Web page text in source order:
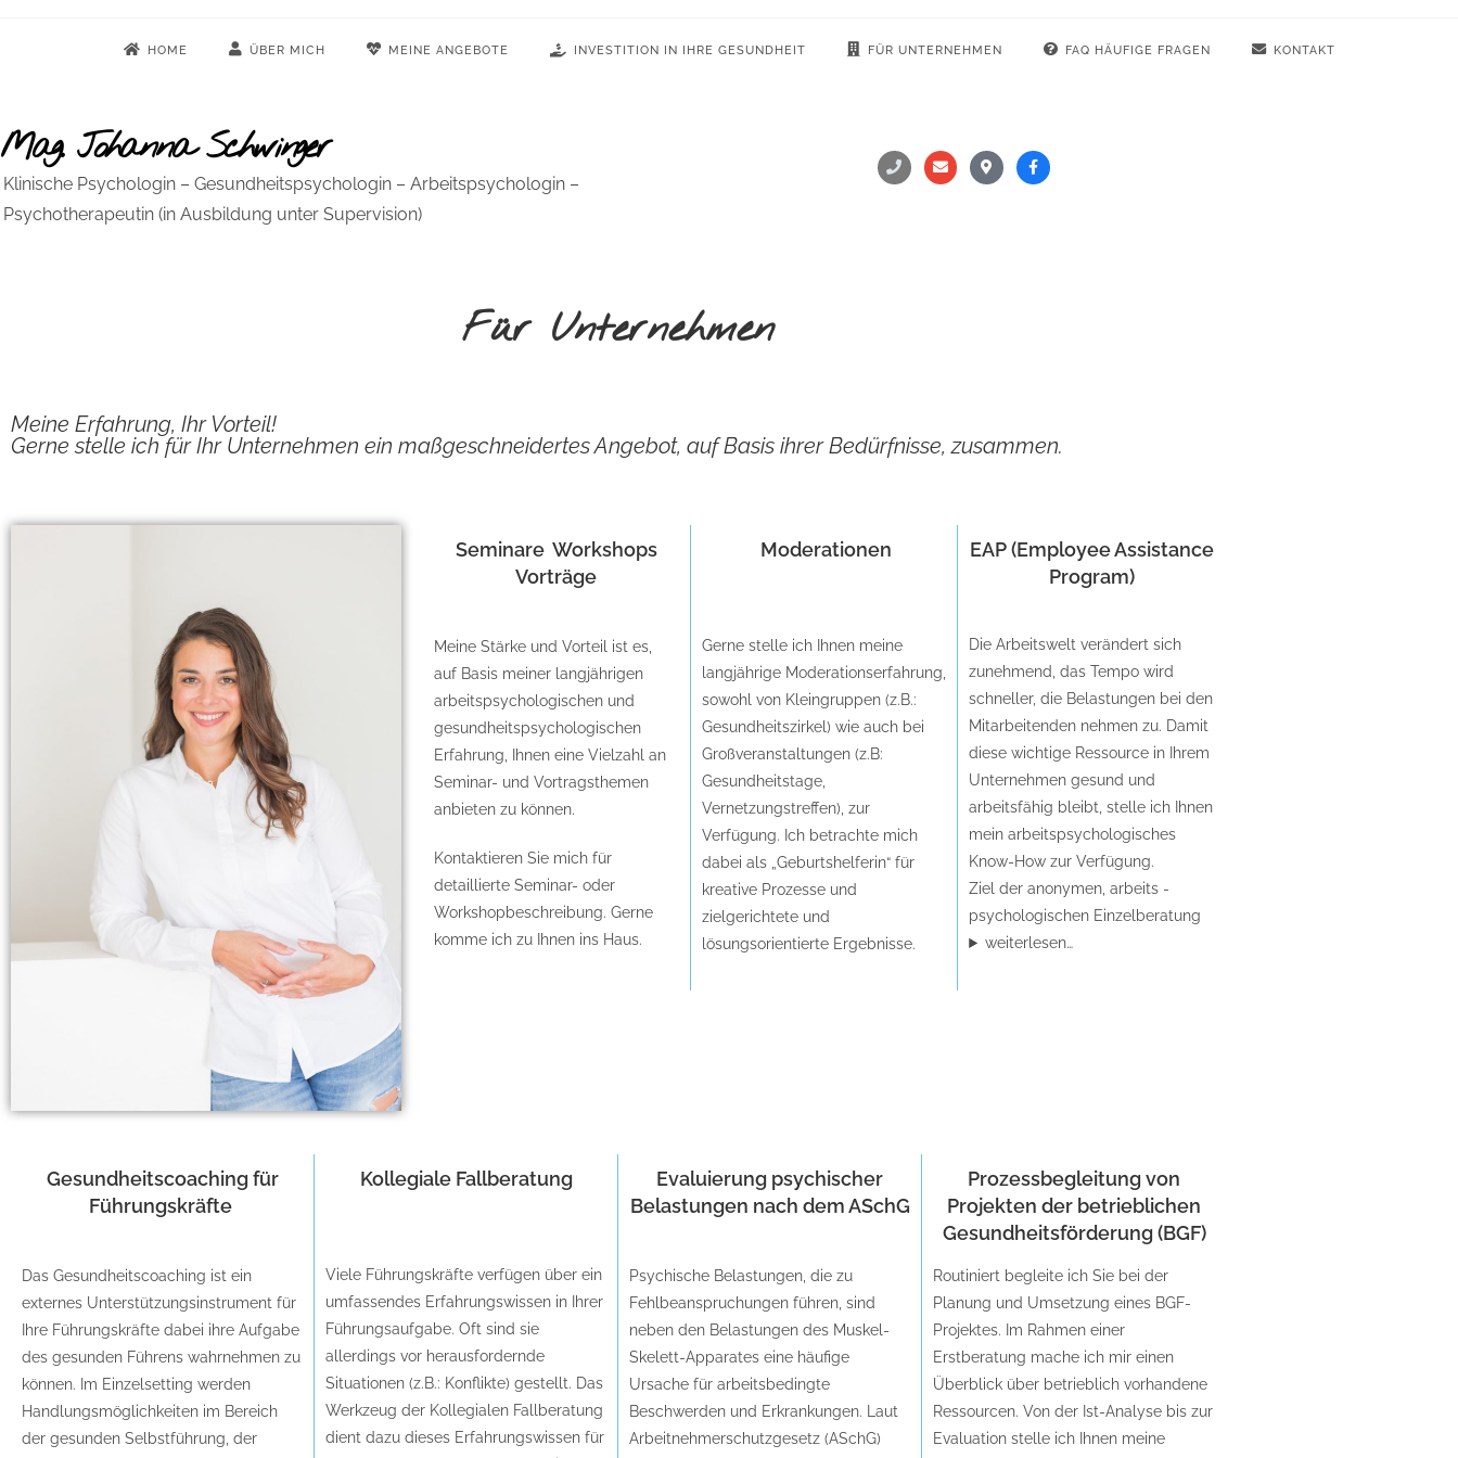
HOME ÜBER MICH MEINE ANGEBOTE INVESTITION IN IHRE GESUNDHEIT FÜR UNTERNEHMEN FAQ HÄUFIGE FRAGEN KONTAKT
Mag. Johanna Schwinger
Klinische Psychologin – Gesundheitspsychologin – Arbeitspsychologin –
Psychotherapeutin (in Ausbildung unter Supervision)
Für Unternehmen
Meine Erfahrung, Ihr Vorteil!
Gerne stelle ich für Ihr Unternehmen ein maßgeschneidertes Angebot, auf Basis ihrer Bedürfnisse, zusammen.
SeminareWorkshops
Vorträge
Meine Stärke und Vorteil ist es,
auf Basis meiner langjährigen
arbeitspsychologischen und
gesundheitspsychologischen
Erfahrung, Ihnen eine Vielzahl an
Seminar- und Vortragsthemen
anbieten zu können.
Kontaktieren Sie mich für
detaillierte Seminar- oder
Workshopbeschreibung. Gerne
komme ich zu Ihnen ins Haus.
Moderationen
Gerne stelle ich Ihnen meine
langjährige Moderationserfahrung,
sowohl von Kleingruppen (z.B.:
Gesundheitszirkel) wie auch bei
Großveranstaltungen (z.B:
Gesundheitstage,
Vernetzungstreffen), zur
Verfügung. Ich betrachte mich
dabei als „Geburtshelferin“ für
kreative Prozesse und
zielgerichtete und
lösungsorientierte Ergebnisse.
EAP (Employee Assistance
Program)
Die Arbeitswelt verändert sich
zunehmend, das Tempo wird
schneller, die Belastungen bei den
Mitarbeitenden nehmen zu. Damit
diese wichtige Ressource in Ihrem
Unternehmen gesund und
arbeitsfähig bleibt, stelle ich Ihnen
mein arbeitspsychologisches
Know-How zur Verfügung.
Ziel der anonymen, arbeits -
psychologischen Einzelberatung
weiterlesen…
Gesundheitscoaching für
Führungskräfte
Das Gesundheitscoaching ist ein
externes Unterstützungsinstrument für
Ihre Führungskräfte dabei ihre Aufgabe
des gesunden Führens wahrnehmen zu
können. Im Einzelsetting werden
Handlungsmöglichkeiten im Bereich
der gesunden Selbstführung, der
Kollegiale Fallberatung
Viele Führungskräfte verfügen über ein
umfassendes Erfahrungswissen in Ihrer
Führungsaufgabe. Oft sind sie
allerdings vor herausfordernde
Situationen (z.B.: Konflikte) gestellt. Das
Werkzeug der Kollegialen Fallberatung
dient dazu dieses Erfahrungswissen für
Evaluierung psychischer
Belastungen nach dem ASchG
Psychische Belastungen, die zu
Fehlbeanspruchungen führen, sind
neben den Belastungen des Muskel-
Skelett-Apparates eine häufige
Ursache für arbeitsbedingte
Beschwerden und Erkrankungen. Laut
Arbeitnehmerschutzgesetz (ASchG)
Prozessbegleitung von
Projekten der betrieblichen
Gesundheitsförderung (BGF)
Routiniert begleite ich Sie bei der
Planung und Umsetzung eines BGF-
Projektes. Im Rahmen einer
Erstberatung mache ich mir einen
Überblick über betrieblich vorhandene
Ressourcen. Von der Ist-Analyse bis zur
Evaluation stelle ich Ihnen meine